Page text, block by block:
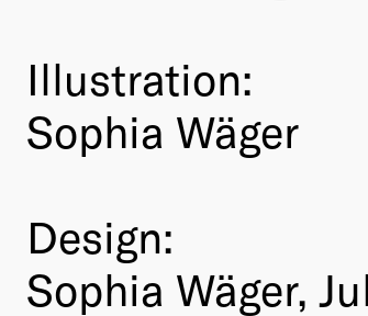
Illustration:
Sophia Wäger
Design:
Sophia Wäger,